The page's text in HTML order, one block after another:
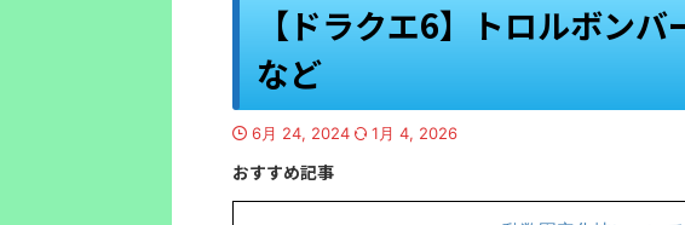
【ドラクエ6】トロルボン
など
6月 24, 2024 1月 4, 2026
おすすめ記事